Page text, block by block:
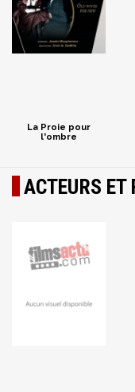
La Proie pour
l'ombre
ACTEURS ET